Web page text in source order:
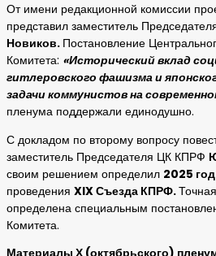
От имени редакционной комиссии
представил заместитель
Новиков. Постановление
Комитета: «Исторический вклад
гитлеровского фашизма и
задачи коммунистов на
пленума поддержали единодушно.
С докладом по второму вопросу
заместитель Председателя ЦК КПРФ
своим решением определил 2025 год
проведения XIXСъезда КПРФ.
определена специальным
Комитета.